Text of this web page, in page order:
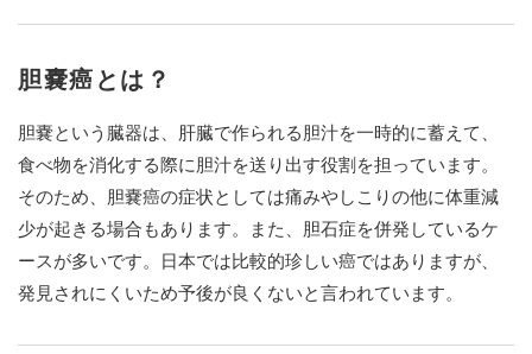
胆嚢癌とは？
胆嚢という臓器は、肝臓で作られる胆汁を一時的に蓄えて、
食べ物を消化する際に胆汁を送り出す役割を担っています。
そのため、胆嚢癌の症状としては痛みやしこりの他に体重減
少が起きる場合もあります。また、胆石症を併発しているケ
ースが多いです。日本では比較的珍しい癌ではありますが、
発見されにくいため予後が良くないと言われています。